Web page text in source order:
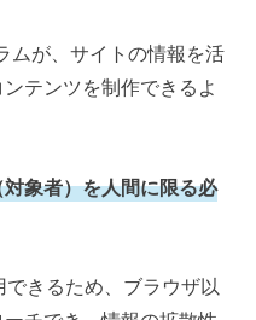
ムが、サイトの情報を活
テンツを制作できるよ
象者）を人間に限る必
きるため、ブラウザ以